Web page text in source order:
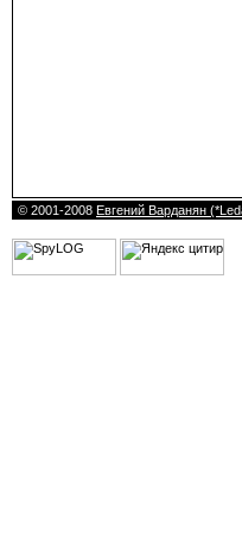
© 2001-2008 Евгений Варданян